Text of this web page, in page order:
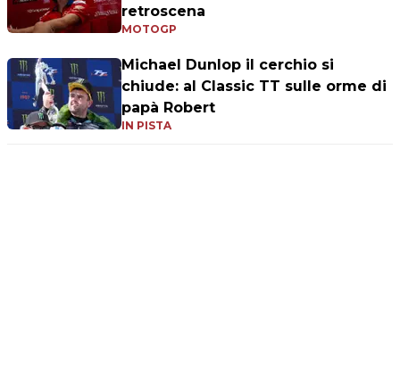
retroscena
MOTOGP
Michael Dunlop il cerchio si
chiude: al Classic TT sulle orme di
papà Robert
IN PISTA